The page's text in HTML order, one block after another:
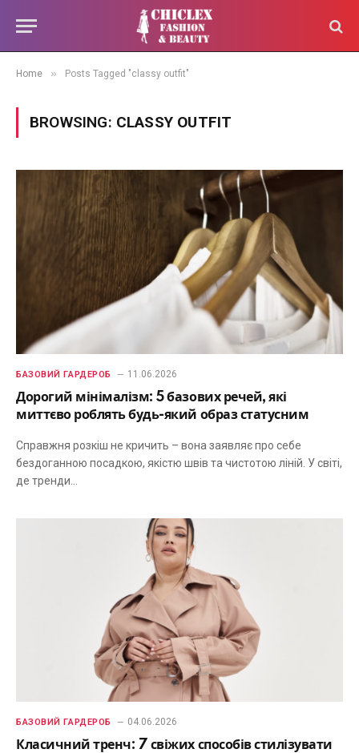
Home » Posts Tagged "classy outfit"
BROWSING: CLASSY OUTFIT
БАЗОВИЙ ГАРДЕРОБ 11.06.2026
Дорогий мінімалізм: 5 базових речей, які
миттєво роблять будь-який образ статусним
Справжня розкіш не кричить – вона заявляє про себе
бездоганною посадкою, якістю швів та чистотою ліній. У світі,
де тренди…
БАЗОВИЙ ГАРДЕРОБ 04.06.2026
Класичний тренч: 7 свіжих способів стилізувати